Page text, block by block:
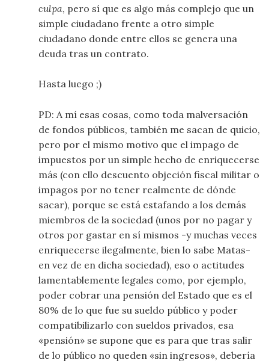
culpa, pero sí que es algo más complejo que un
simple ciudadano frente a otro simple
ciudadano donde entre ellos se genera una
deuda tras un contrato.
Hasta luego ;)
PD: A mí esas cosas, como toda malversación
de fondos públicos, también me sacan de quicio,
pero por el mismo motivo que el impago de
impuestos por un simple hecho de enriquecerse
más (con ello descuento objeción fiscal militar o
impagos por no tener realmente de dónde
sacar), porque se está estafando a los demás
miembros de la sociedad (unos por no pagar y
otros por gastar en sí mismos -y muchas veces
enriquecerse ilegalmente, bien lo sabe Matas-
en vez de en dicha sociedad), eso o actitudes
lamentablemente legales como, por ejemplo,
poder cobrar una pensión del Estado que es el
80% de lo que fue su sueldo público y poder
compatibilizarlo con sueldos privados, esa
«pensión» se supone que es para que tras salir
de lo público no queden «sin ingresos», debería